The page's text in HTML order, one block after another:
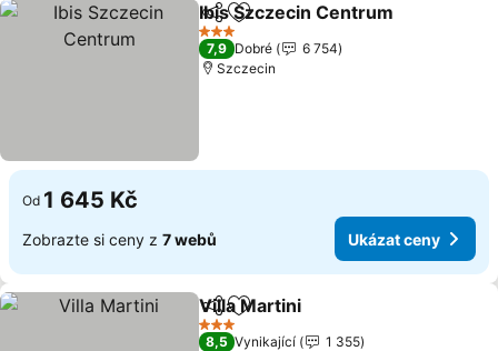
SdíletPřidat na seznam oblíbených
Ibis Szczecin Centrum
3 Počet hvězdiček
7,9 Dobré
6 754
Szczecin
Od 1 645 Kč
Zobrazte si ceny z 7 webů Ukázat ceny
SdíletPřidat na seznam oblíbených
Villa Martini
3 Počet hvězdiček
8,5 Vynikající
1 355